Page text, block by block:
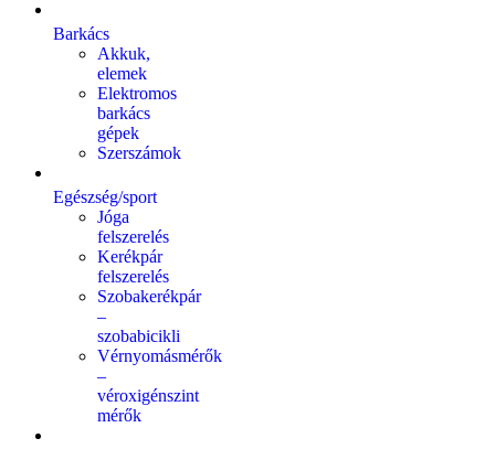
Barkács
Akkuk,
elemek
Elektromos
barkács
gépek
Szerszámok
Egészség/sport
Jóga
felszerelés
Kerékpár
felszerelés
Szobakerékpár
–
szobabicikli
Vérnyomásmérők
–
véroxigénszint
mérők